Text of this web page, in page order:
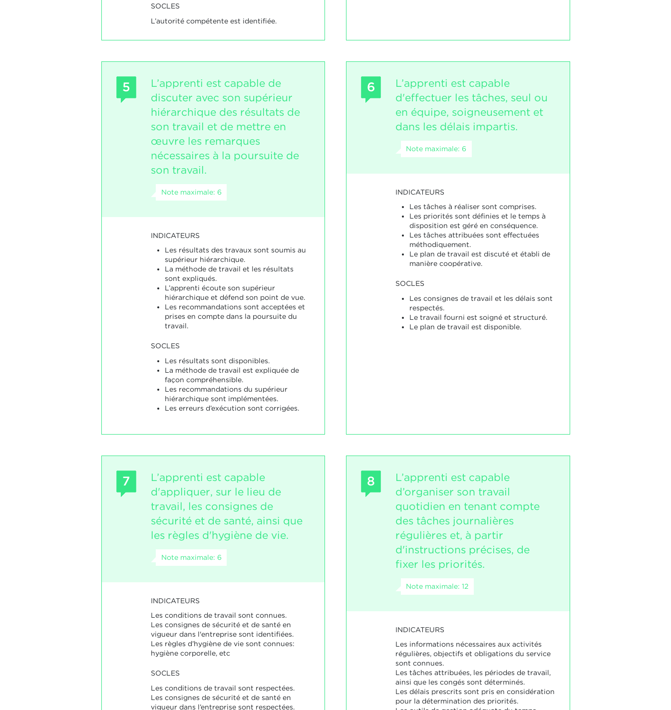
SOCLES
L’autorité compétente est identifiée.
5
L’apprenti est capable de
discuter avec son supérieur
hiérarchique des résultats de
son travail et de mettre en
œuvre les remarques
nécessaires à la poursuite de
son travail.
Note maximale: 6
INDICATEURS
Les résultats des travaux sont soumis au
supérieur hiérarchique.
La méthode de travail et les résultats
sont expliqués.
L’apprenti écoute son supérieur
hiérarchique et défend son point de vue.
Les recommandations sont acceptées et
prises en compte dans la poursuite du
travail.
SOCLES
Les résultats sont disponibles.
La méthode de travail est expliquée de
façon compréhensible.
Les recommandations du supérieur
hiérarchique sont implémentées.
Les erreurs d’exécution sont corrigées.
6
L’apprenti est capable
d'effectuer les tâches, seul ou
en équipe, soigneusement et
dans les délais impartis.
Note maximale: 6
INDICATEURS
Les tâches à réaliser sont comprises.
Les priorités sont définies et le temps à
disposition est géré en conséquence.
Les tâches attribuées sont effectuées
méthodiquement.
Le plan de travail est discuté et établi de
manière coopérative.
SOCLES
Les consignes de travail et les délais sont
respectés.
Le travail fourni est soigné et structuré.
Le plan de travail est disponible.
7
L’apprenti est capable
d'appliquer, sur le lieu de
travail, les consignes de
sécurité et de santé, ainsi que
les règles d'hygiène de vie.
Note maximale: 6
INDICATEURS
Les conditions de travail sont connues.
Les consignes de sécurité et de santé en
vigueur dans l'entreprise sont identifiées.
Les règles d’hygiène de vie sont connues:
hygiène corporelle, etc
SOCLES
Les conditions de travail sont respectées.
Les consignes de sécurité et de santé en
vigueur dans l’entreprise sont respectées.
8
L’apprenti est capable
d’organiser son travail
quotidien en tenant compte
des tâches journalières
régulières et, à partir
d'instructions précises, de
fixer les priorités.
Note maximale: 12
INDICATEURS
Les informations nécessaires aux activités
régulières, objectifs et obligations du service
sont connues.
Les tâches attribuées, les périodes de travail,
ainsi que les congés sont déterminés.
Les délais prescrits sont pris en considération
pour la détermination des priorités.